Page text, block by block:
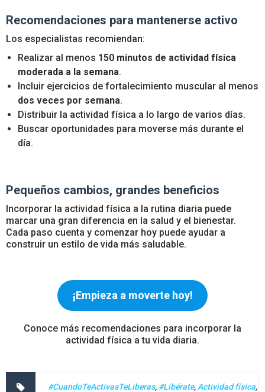
Recomendaciones para mantenerse activo
Los especialistas recomiendan:
Realizar al menos 150 minutos de actividad física
moderada a la semana.
Incluir ejercicios de fortalecimiento muscular al menos
dos veces por semana.
Distribuir la actividad física a lo largo de varios días.
Buscar oportunidades para moverse más durante el
día.
Pequeños cambios, grandes beneficios
Incorporar la actividad física a la rutina diaria puede
marcar una gran diferencia en la salud y el bienestar.
Cada paso cuenta y comenzar hoy puede ayudar a
construir un estilo de vida más saludable.
¡Empieza a moverte hoy!
Conoce más recomendaciones para incorporar la
actividad física a tu vida diaria.
#CuandoTeActivasTeLiberas, #Libérate, Actividad física,